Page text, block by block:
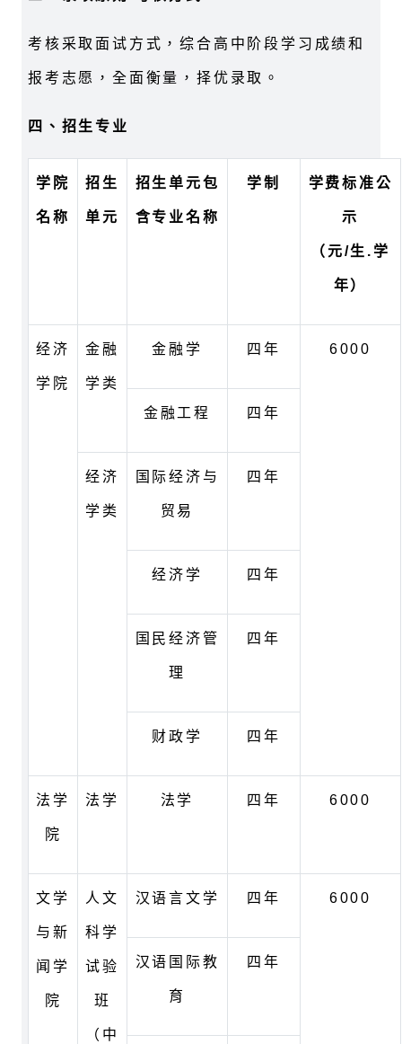
考核采取面试方式，综合高中阶段学习成绩和
报考志愿，全面衡量，择优录取。
四、招生专业
学院
名称
招生
单元
招生单元包
含专业名称
学制 学费标准公
示
（元/生.学
年）
经济
学院
金融
学类
金融学 四年 6000
金融工程 四年
经济
学类
国际经济与
贸易
四年
经济学 四年
国民经济管
理
四年
财政学 四年
法学
院
法学 法学 四年 6000
文学
与新
闻学
院
人文
科学
试验
班
（中
汉语言文学 四年 6000
汉语国际教
育
四年